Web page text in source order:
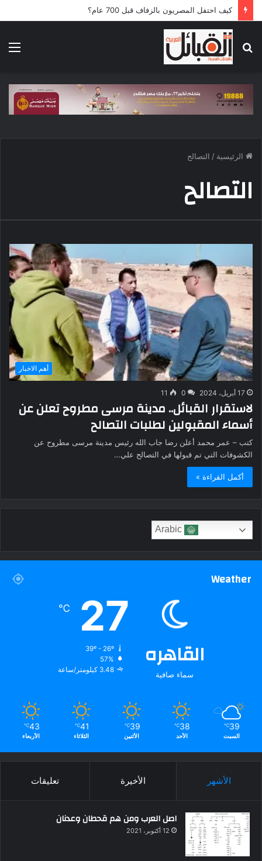
كيف احتفل المصريون بالزفاف قبل 700 عام؟
عن
الرئيسية / التصالح
التصالح
أهم الاخبار
17 أبريل، 2024 0
11
لاستقرار القبائل.. مدينة مرسى مطروح تعلن عن
أسماء المقبولين لطلبات التصالح
كتب – عمر محمد أعلن رضا جاب الله رئيس مدينة مرسى مطروح عن
الكشوفات التي تم قبولها في التصالح علي…
أكمل القراءة »
Weather
القاهره
سماء صافية
27
℃
39º - 26º
57%
3.48 كيلومتر/ساعة
39
℃
السبت
38
℃
الأحد
39
℃
الأثنين
41
℃
الثلاثاء
43
℃
الأربعاء
الأشهر الأخيرة تعليقات
اصل العرب ومن هم قحطان وعدنان
12 أكتوبر، 2021